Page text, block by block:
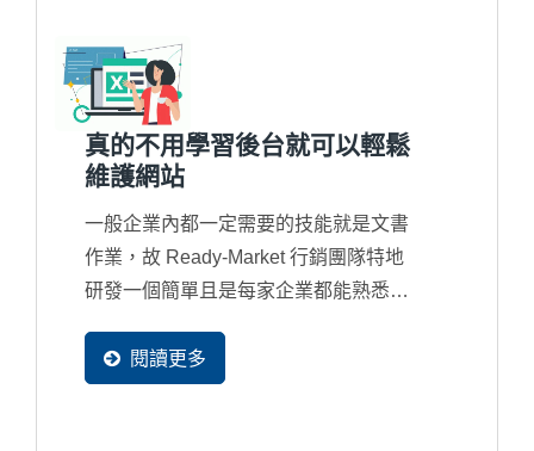
真的不用學習後台就可以輕鬆
維護網站
一般企業內都一定需要的技能就是文書
作業，故 Ready-Market 行銷團隊特地
研發一個簡單且是每家企業都能熟悉的
閱讀更多